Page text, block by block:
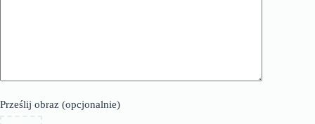
Prześlij obraz (opcjonalnie)